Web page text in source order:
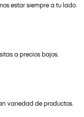
estar siempre a tu lado.
a precios bajos.
variedad de productos.